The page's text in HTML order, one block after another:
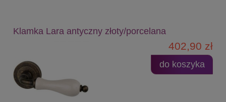
Klamka Lara antyczny złoty/porcelana
402,90 zł
do koszyka